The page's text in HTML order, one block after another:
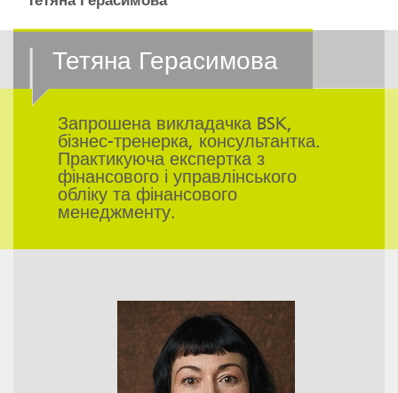
Тетяна Герасимова
Запрошена викладачка BSK,
бізнес-тренерка, консультантка.
Практикуюча експертка з
фінансового і управлінського
обліку та фінансового
менеджменту.